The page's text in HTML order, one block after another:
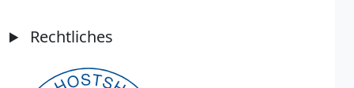
Rechtliches